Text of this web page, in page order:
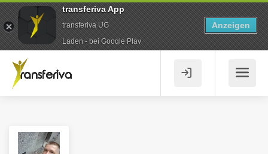
transferiva App
transferiva UG
Laden - bei Google Play
Anzeigen